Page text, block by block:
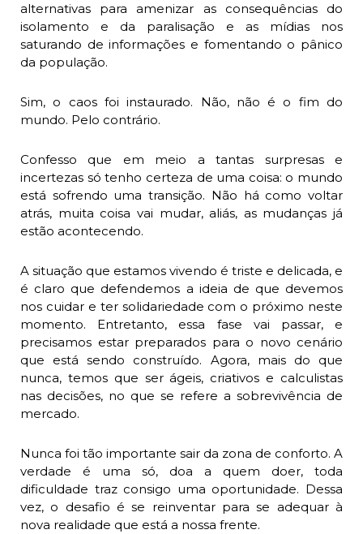
alternativas para amenizar as consequências do
isolamento e da paralisação e as mídias nos
saturando de informações e fomentando o pânico
da população.
Sim, o caos foi instaurado. Não, não é o fim do
mundo. Pelo contrário.
Confesso que em meio a tantas surpresas e
incertezas só tenho certeza de uma coisa: o mundo
está sofrendo uma transição. Não há como voltar
atrás, muita coisa vai mudar, aliás, as mudanças já
estão acontecendo.
A situação que estamos vivendo é triste e delicada, e
é claro que defendemos a ideia de que devemos
nos cuidar e ter solidariedade com o próximo neste
momento. Entretanto, essa fase vai passar, e
precisamos estar preparados para o novo cenário
que está sendo construído. Agora, mais do que
nunca, temos que ser ágeis, criativos e calculistas
nas decisões, no que se refere a sobrevivência de
mercado.
Nunca foi tão importante sair da zona de conforto. A
verdade é uma só, doa a quem doer, toda
dificuldade traz consigo uma oportunidade. Dessa
vez, o desafio é se reinventar para se adequar à
nova realidade que está a nossa frente.